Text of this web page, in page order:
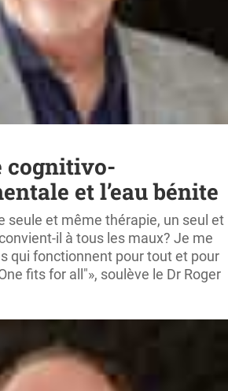
cognitivo-
et l’eau bénite
seule et même thérapie, un seul et
il à tous les maux? Je me
qui fonctionnent pour tout et pour
fits for all"», soulève le Dr Roger